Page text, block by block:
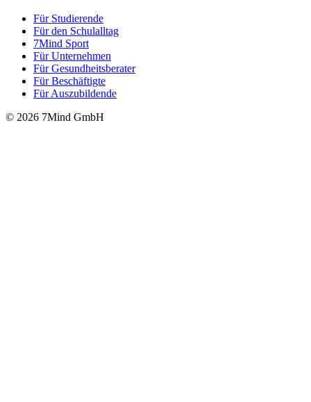
Für Stu­die­rende
Für den Schulalltag
7Mind Sport
Für Unter­neh­men
Für Gesund­heits­be­ra­ter
Für Beschäftigte
Für Auszubildende
© 2026 7Mind GmbH